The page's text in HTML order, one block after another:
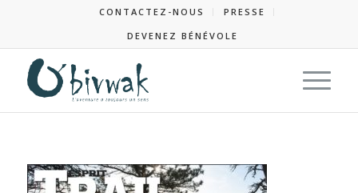
CONTACTEZ-NOUS
PRESSE
DEVENEZ BÉNÉVOLE